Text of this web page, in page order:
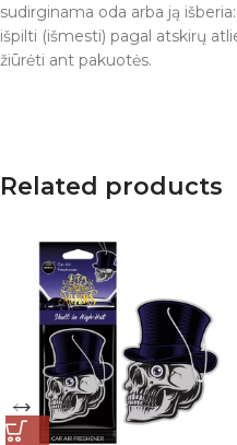
sudirginama oda arba ją
išpilti (išmesti) pagal atskirų
žiūrėti ant pakuotės.
Related products